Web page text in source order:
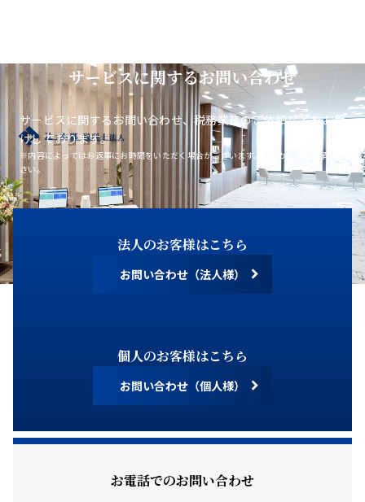
サービスに関するお問い合わせ
サービスに関するお問い合わせ、税務業務のご依頼などをお受
けしております。
※内容によってはお返事にお時間をいただく場合がございます。あらかじめご了承くだ
さい。
法人のお客様はこちら
お問い合わせ（法人様）
個人のお客様はこちら
お問い合わせ（個人様）
お電話でのお問い合わせ